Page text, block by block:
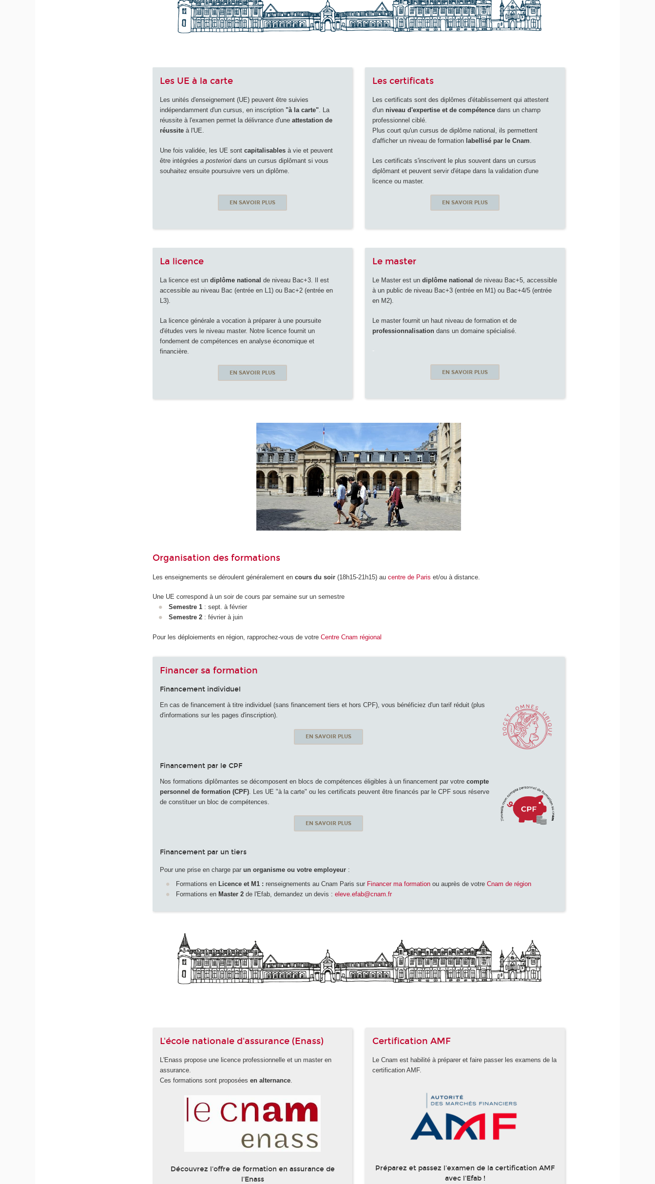
Les UE à la carte
Les unités d'enseignement (UE) peuvent être suivies
indépendamment d'un cursus, en inscription "à la carte". La
réussite à l'examen permet la délivrance d'uneattestation de
réussite à l'UE.
Une fois validée, les UE sontcapitalisablesà vie et peuvent
être intégréesa posteriori dans un cursus diplômant si vous
souhaitez ensuite poursuivre vers un diplôme.
EN SAVOIR PLUS
Les certificats
Les certificats sont des diplômes d'établissement qui attestent
d'un niveau d'expertise et de compétence dans un champ
professionnel ciblé.
Plus court qu'un cursus de diplôme national, ils permettent
d'afficher un niveau de formation labellisé par le Cnam.
Les certificats s'inscrivent le plus souvent dans un cursus
diplômant et peuvent servir d'étape dans la validation d'une
licence ou master.
EN SAVOIR PLUS
La licence
La licence est undiplôme national de niveau Bac+3. Il est
accessible au niveau Bac (entrée en L1) ou Bac+2 (entrée en
L3).
La licence générale a vocation à préparer à une poursuite
d'études vers le niveau master. Notre licence fournit un
fondement de compétences en analyse économique et
financière.
EN SAVOIR PLUS
Le master
Le Master est undiplôme national de niveau Bac+5, accessible
à un public de niveau Bac+3 (entrée en M1) ou Bac+4/5 (entrée
en M2).
Le master fournit un haut niveau de formation et de
professionnalisationdans un domaine spécialisé.
-
EN SAVOIR PLUS
Organisation des formations
Les enseignements se déroulent généralement encours du soir (18h15-21h15) aucentre de Paris et/ou à distance.
Une UE correspond à un soir de cours par semaine sur un semestre
Semestre 1: sept. à février
Semestre 2: février à juin
Pour les déploiements en région, rapprochez-vous de votreCentre Cnam régional
Financer sa formation
Financement individuel
En cas de financement à titre individuel (sans financement tiers et hors CPF), vous bénéficiez d'un tarif réduit (plus
d'informations sur les pages d'inscription).
EN SAVOIR PLUS
Financement par le CPF
Nos formations diplômantes se décomposent en blocs de compétences éligibles à un financement par votrecompte
personnel de formation (CPF) . Les UE "à la carte" ou les certificats peuvent être financés par le CPF sous réserve
de constituer un bloc de compétences.
EN SAVOIR PLUS
Financement par un tiers
Pour une prise en charge parun organisme ou votre employeur :
Formations en Licence et M1 : renseignements au Cnam Paris sur Financer ma formationou auprès de votre Cnam de région
Formations en Master 2de l'Efab, demandez un devis : eleve.efab@cnam.fr
L'école nationale d'assurance (Enass)
L'Enass propose une licence professionnelle et un master en
assurance.
Ces formations sont proposéesen alternance.
Découvrez l'offre de formation en assurance de
l'Enass
Certification AMF
Le Cnam est habilité à préparer et faire passer les examens de la
certification AMF.
Préparez et passez l'examen de la certification AMF
avec l'Efab !